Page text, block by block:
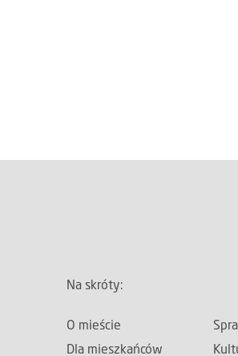
Na skróty:
O mieście
Dla mieszkańców